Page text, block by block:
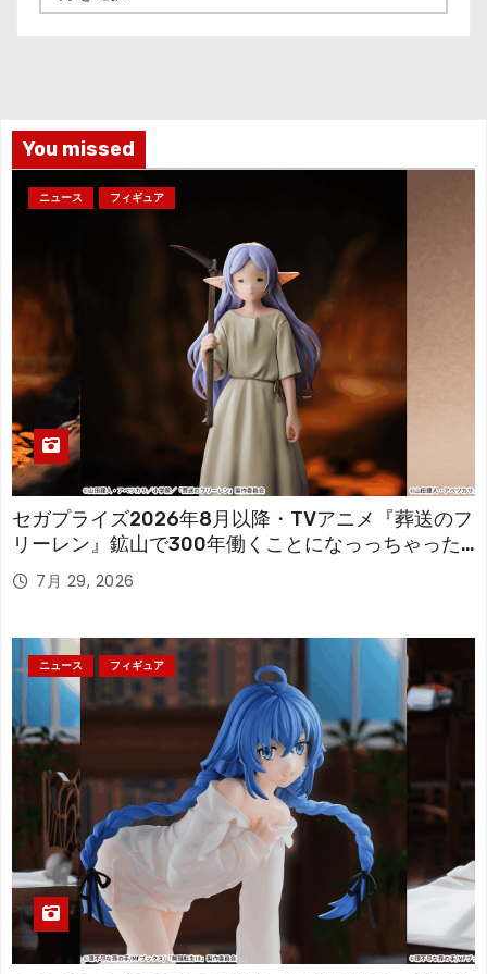
ー
You missed
ニュース フィギュア
セガプライズ2026年8月以降・TVアニメ『葬送のフ
リーレン』鉱山で300年働くことになっっちゃった
「フリーレン」を立体化！
7月 29, 2026
ニュース フィギュア